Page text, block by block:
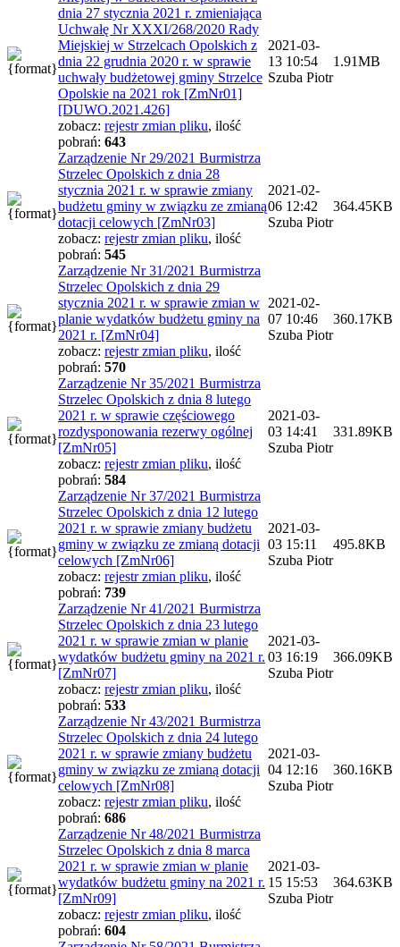
dnia 27 stycznia 2021 r. zmieniająca
Uchwałę Nr XXXI/268/2020 Rady
Miejskiej w Strzelcach Opolskich z
dnia 22 grudnia 2020 r. w sprawie
uchwały budżetowej gminy Strzelce
Opolskie na 2021 rok [ZmNr01]
[DUWO.2021.426]
zobacz: rejestr zmian pliku, ilość
pobrań: 643
2021-03-
13 10:54
Szuba Piotr
1.91MB
Zarządzenie Nr 29/2021 Burmistrza
Strzelec Opolskich z dnia 28
stycznia 2021 r. w sprawie zmiany
budżetu gminy w związku ze zmianą
dotacji celowych [ZmNr03]
zobacz: rejestr zmian pliku, ilość
pobrań: 545
2021-02-
06 12:42
Szuba Piotr
364.45KB
Zarządzenie Nr 31/2021 Burmistrza
Strzelec Opolskich z dnia 29
stycznia 2021 r. w sprawie zmian w
planie wydatków budżetu gminy na
2021 r. [ZmNr04]
zobacz: rejestr zmian pliku, ilość
pobrań: 570
2021-02-
07 10:46
Szuba Piotr
360.17KB
Zarządzenie Nr 35/2021 Burmistrza
Strzelec Opolskich z dnia 8 lutego
2021 r. w sprawie częściowego
rozdysponowania rezerwy ogólnej
[ZmNr05]
zobacz: rejestr zmian pliku, ilość
pobrań: 584
2021-03-
03 14:41
Szuba Piotr
331.89KB
Zarządzenie Nr 37/2021 Burmistrza
Strzelec Opolskich z dnia 12 lutego
2021 r. w sprawie zmiany budżetu
gminy w związku ze zmianą dotacji
celowych [ZmNr06]
zobacz: rejestr zmian pliku, ilość
pobrań: 739
2021-03-
03 15:11
Szuba Piotr
495.8KB
Zarządzenie Nr 41/2021 Burmistrza
Strzelec Opolskich z dnia 23 lutego
2021 r. w sprawie zmian w planie
wydatków budżetu gminy na 2021 r.
[ZmNr07]
zobacz: rejestr zmian pliku, ilość
pobrań: 533
2021-03-
03 16:19
Szuba Piotr
366.09KB
Zarządzenie Nr 43/2021 Burmistrza
Strzelec Opolskich z dnia 24 lutego
2021 r. w sprawie zmiany budżetu
gminy w związku ze zmianą dotacji
celowych [ZmNr08]
zobacz: rejestr zmian pliku, ilość
pobrań: 686
2021-03-
04 12:16
Szuba Piotr
360.16KB
Zarządzenie Nr 48/2021 Burmistrza
Strzelec Opolskich z dnia 8 marca
2021 r. w sprawie zmian w planie
wydatków budżetu gminy na 2021 r.
[ZmNr09]
zobacz: rejestr zmian pliku, ilość
pobrań: 604
2021-03-
15 15:53
Szuba Piotr
364.63KB